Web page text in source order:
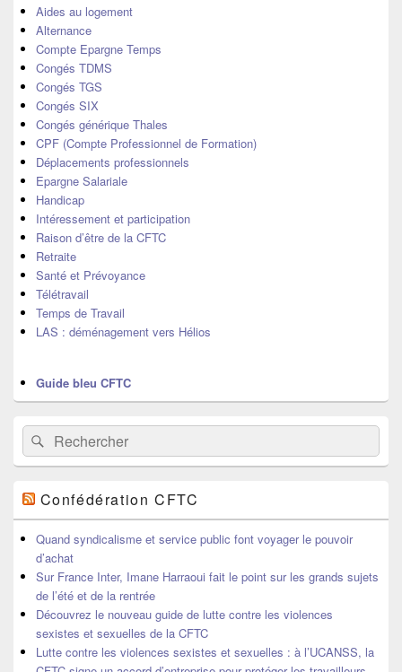
la
barre
latérale
Aides au logement
Alternance
Compte Epargne Temps
Congés TDMS
Congés TGS
Congés SIX
Congés générique Thales
CPF (Compte Professionnel de Formation)
Déplacements professionnels
Epargne Salariale
Handicap
Intéressement et participation
Raison d’être de la CFTC
Retraite
Santé et Prévoyance
Télétravail
Temps de Travail
LAS : déménagement vers Hélios
Guide bleu CFTC
Recherche :
Rechercher
Confédération CFTC
Quand syndicalisme et service public font voyager le pouvoir
d’achat
Sur France Inter, Imane Harraoui fait le point sur les grands sujets
de l’été et de la rentrée
Découvrez le nouveau guide de lutte contre les violences
sexistes et sexuelles de la CFTC
Lutte contre les violences sexistes et sexuelles : à l’UCANSS, la